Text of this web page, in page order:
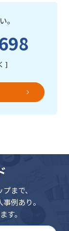
。
]
まで、
例あり。
す。